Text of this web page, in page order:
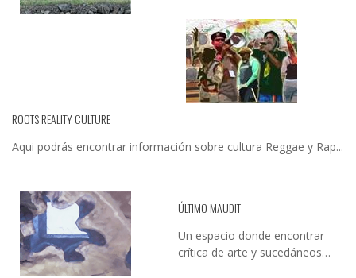
ROOTS REALITY CULTURE
Aqui podrás encontrar información sobre cultura Reggae y Rap...
ÚLTIMO MAUDIT
Un espacio donde encontrar
crítica de arte y sucedáneos…